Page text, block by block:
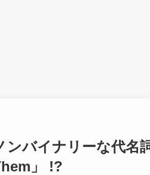
ンバイナリーな代名
」 !?